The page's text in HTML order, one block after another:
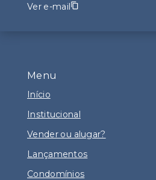
Menu
Início
Institucional
Vender ou alugar?
Lançamentos
Condomínios
Ver e-mail